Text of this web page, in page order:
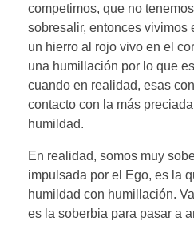
competimos, que no
sobresalir, entonces vivimos
un hierro al rojo vivo en el
una humillación por lo que
cuando en realidad, esas
contacto con la más
humildad.
En realidad, somos muy
impulsada por el Ego, es la
humildad con humillación.
es la soberbia para pasar a